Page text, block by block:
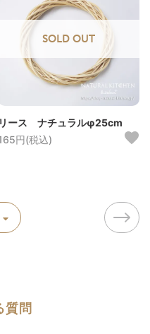
SOLD OUT
リース ナチュラルφ25cm
円(税込)
質問